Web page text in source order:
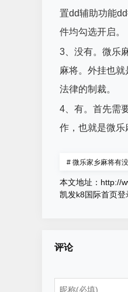
置dd辅助功能
件均勾选开启。
3、没有。微乐
麻将。外挂也
法律的制裁。
4、有。首先需
作，也就是微乐
# 微乐家乡麻将有
本文地址： http://
凯发k8国际首页登
评论